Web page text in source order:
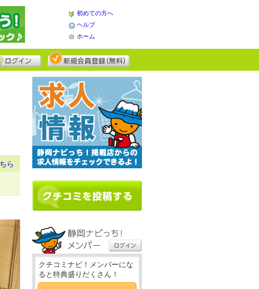
初めての方へ
ヘルプ
ホーム
ら
クチコミナビ！メンバーにな
ると特典盛りだくさん！